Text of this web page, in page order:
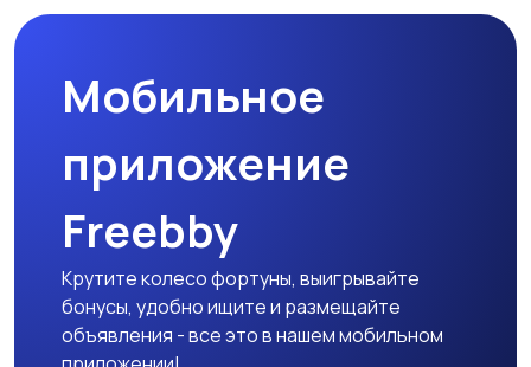
Мобильное
приложение
Freebby
Крутите колесо фортуны, выигрывайте
бонусы, удобно ищите и размещайте
объявления - все это в нашем мобильном